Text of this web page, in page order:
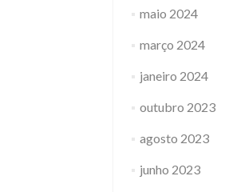
maio 2024
março 2024
janeiro 2024
outubro 2023
agosto 2023
junho 2023